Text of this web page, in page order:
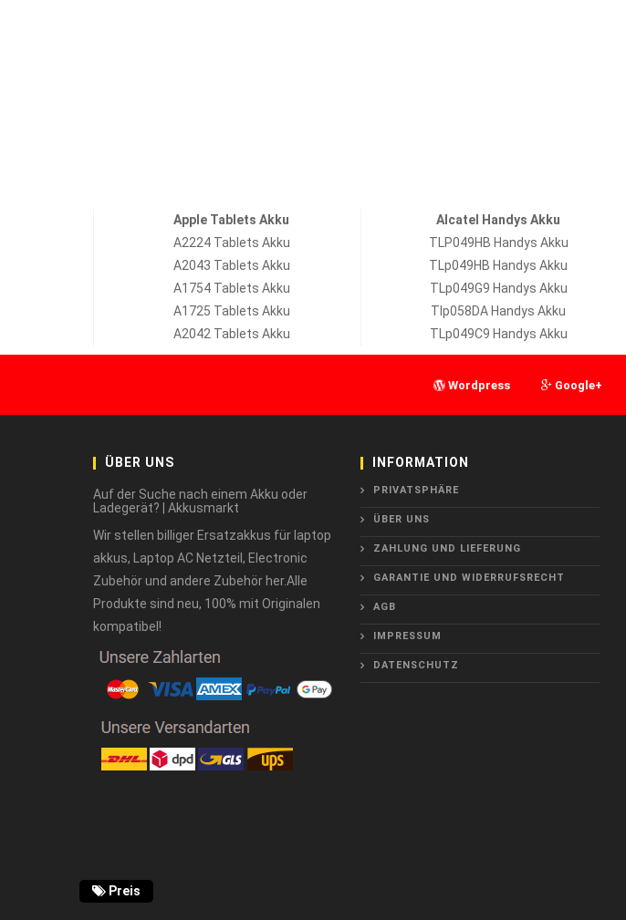
Apple Tablets Akku
A2224 Tablets Akku
A2043 Tablets Akku
A1754 Tablets Akku
A1725 Tablets Akku
A2042 Tablets Akku
Alcatel Handys Akku
TLP049HB Handys Akku
TLp049HB Handys Akku
TLp049G9 Handys Akku
Tlp058DA Handys Akku
TLp049C9 Handys Akku
Wordpress Google+
ÜBER UNS
Auf der Suche nach einem Akku oder
Ladegerät? | Akkusmarkt
Wir stellen billiger Ersatzakkus für laptop
akkus, Laptop AC Netzteil, Electronic
Zubehör und andere Zubehör her.Alle
Produkte sind neu, 100% mit Originalen
kompatibel!
INFORMATION
PRIVATSPHÄRE
ÜBER UNS
ZAHLUNG UND LIEFERUNG
GARANTIE UND WIDERRUFSRECHT
AGB
IMPRESSUM
DATENSCHUTZ
Preis